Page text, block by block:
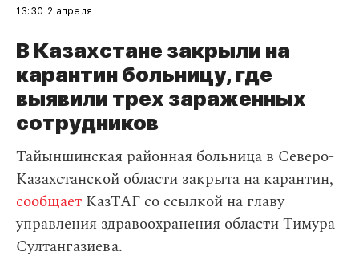
13:30 2 апреля
В Казахстане закрыли на
карантин больницу, где
выявили трех зараженных
сотрудников
Тайыншинская районная больница в Северо-
Казахстанской области закрыта на карантин,
сообщает КазТАГ со ссылкой на главу
управления здравоохранения области Тимура
Султангазиева.